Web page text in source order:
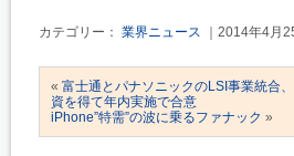
カテゴリー： 業界ニュース ｜2014年4月
« 富士通とパナソニックのLSI事業統合
資を得て年内実施で合意
iPhone”特需”の波に乗るファナック »